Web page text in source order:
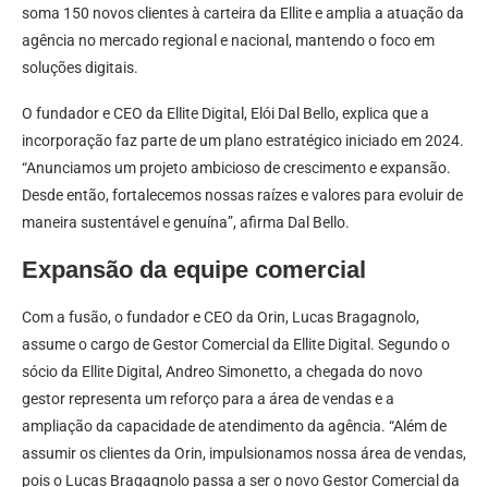
soma 150 novos clientes à carteira da Ellite e amplia a atuação da
agência no mercado regional e nacional, mantendo o foco em
soluções digitais.
O fundador e CEO da Ellite Digital, Elói Dal Bello, explica que a
incorporação faz parte de um plano estratégico iniciado em 2024.
“Anunciamos um projeto ambicioso de crescimento e expansão.
Desde então, fortalecemos nossas raízes e valores para evoluir de
maneira sustentável e genuína”, afirma Dal Bello.
Expansão da equipe comercial
Com a fusão, o fundador e CEO da Orin, Lucas Bragagnolo,
assume o cargo de Gestor Comercial da Ellite Digital. Segundo o
sócio da Ellite Digital, Andreo Simonetto, a chegada do novo
gestor representa um reforço para a área de vendas e a
ampliação da capacidade de atendimento da agência. “Além de
assumir os clientes da Orin, impulsionamos nossa área de vendas,
pois o Lucas Bragagnolo passa a ser o novo Gestor Comercial da